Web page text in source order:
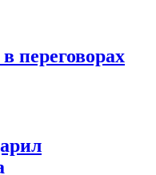
переговорах